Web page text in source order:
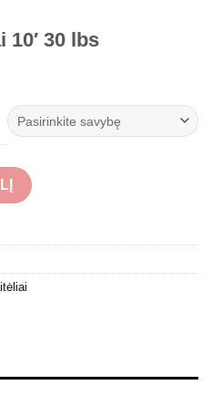
30 lbs
10' 30 lbs